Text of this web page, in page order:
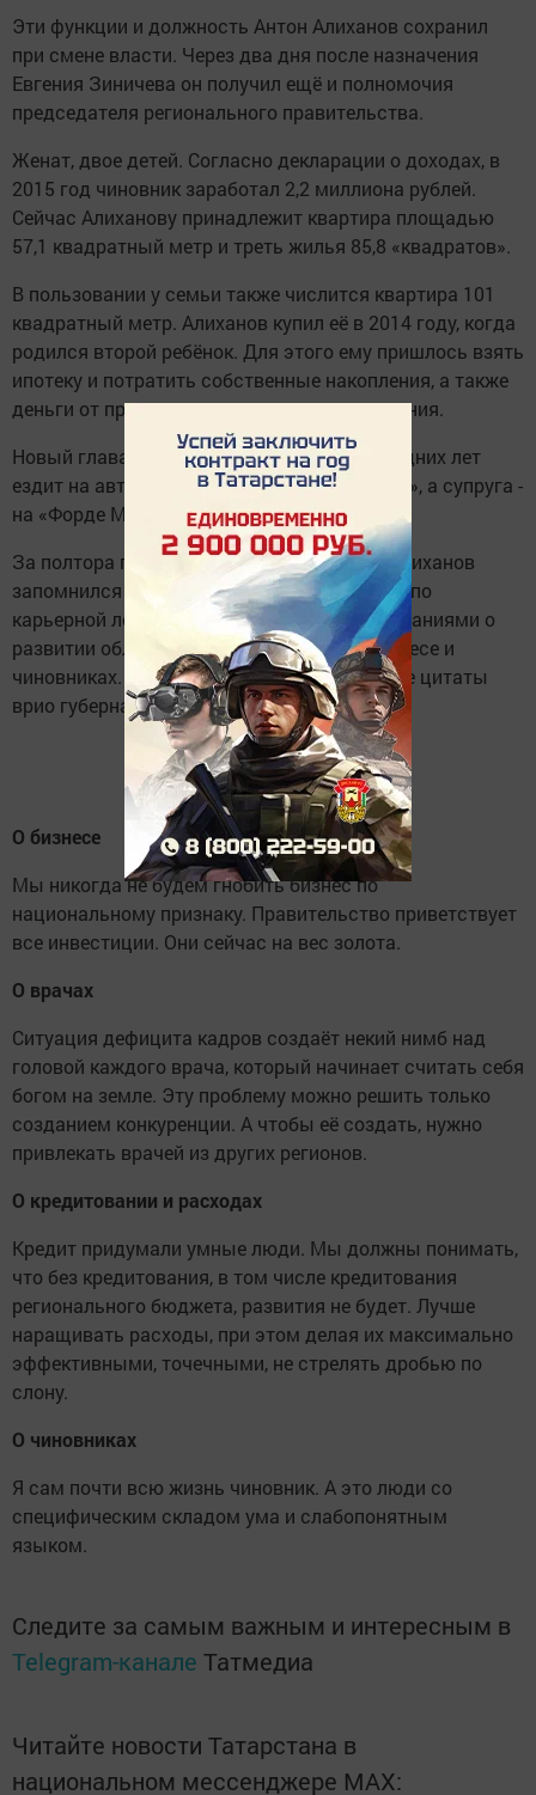
Эти функции и должность Антон Алиханов сохранил
при смене власти. Через два дня после назначения
Евгения Зиничева он получил ещё и полномочия
председателя регионального правительства.
Женат, двое детей. Согласно декларации о доходах, в
2015 год чиновник заработал 2,2 миллиона рублей.
Сейчас Алиханову принадлежит квартира площадью
57,1 квадратный метр и треть жилья 85,8 «квадратов».
В пользовании у семьи также числится квартира 101
квадратный метр. Алиханов купил её в 2014 году, когда
родился второй ребёнок. Для этого ему пришлось взять
ипотеку и потратить собственные накопления, а также
деньги от продажи другого жилого помещения.
Новый глава региона на протяжении последних лет
ездит на автомобиле «Мицубиси Аутлендер», а супруга -
на «Форде Мондео».
За полтора года работы в регионе Антон Алиханов
запомнился не только быстрым подъёмом по
карьерной лестнице, но и своими высказываниями о
развитии области и янтарной отрасли, бизнесе и
чиновниках. Калининград.Ru собрал лучшие цитаты
врио губернатора.
О бизнесе
Мы никогда не будем гнобить бизнес по
национальному признаку. Правительство приветствует
все инвестиции. Они сейчас на вес золота.
О врачах
Ситуация дефицита кадров создаёт некий нимб над
головой каждого врача, который начинает считать себя
богом на земле. Эту проблему можно решить только
созданием конкуренции. А чтобы её создать, нужно
привлекать врачей из других регионов.
О кредитовании и расходах
Кредит придумали умные люди. Мы должны понимать,
что без кредитования, в том числе кредитования
регионального бюджета, развития не будет. Лучше
наращивать расходы, при этом делая их максимально
эффективными, точечными, не стрелять дробью по
слону.
О чиновниках
Я сам почти всю жизнь чиновник. А это люди со
специфическим складом ума и слабопонятным
языком.
Следите за самым важным и интересным в
Telegram-канале Татмедиа
Читайте новости Татарстана в
национальном мессенджере MАХ: